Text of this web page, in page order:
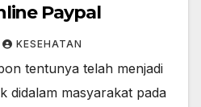
Paypal
KESEHATAN
tentunya telah menjadi
didalam masyarakat pada